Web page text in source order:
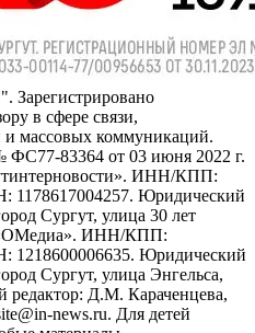
в сфере связи,
массовых коммуникаций.
83364 от 03 июня 2022 г.
ИНН/КПП:
1178617004257. Юридический
Сургут, улица 30 лет
ИНН/КПП:
1218600006635. Юридический
Сургут, улица Энгельса,
редактор: Д.М. Караченцева,
news.ru. Для детей